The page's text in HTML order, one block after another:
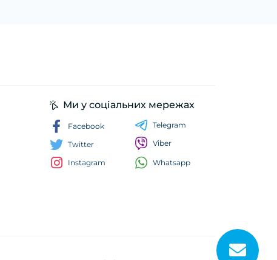
Ми у соціальних мережах
Facebook
Twitter
Instagram
Telegram
Viber
Whatsapp